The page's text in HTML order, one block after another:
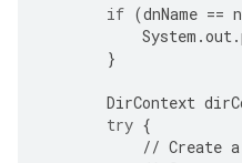
if (dnName ==
System .out.
}
DirContext
try {
// Create a